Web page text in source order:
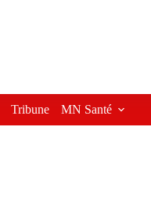
Tribune MN Santé